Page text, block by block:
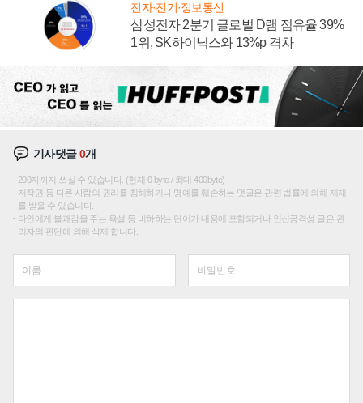
전자·전기·정보통신
삼성전자 2분기 글로벌 D램 점유율 39%
1위, SK하이닉스와 13%p 격차
기사댓글0개
200자까지 쓰실 수 있습니다. (현재 0 byte / 최대 400byte)
저작권 등 다른 사람의 권리를 침해하거나 명예를 훼손하는 댓글은 관련 법률에 의해 제재
를 받을 수 있습니다.
타인에게 불쾌감을 주는 욕설 등 비하하는 단어가 내용에 포함되거나 인신공격성 글은 관
리자의 판단에 의해 삭제 합니다.